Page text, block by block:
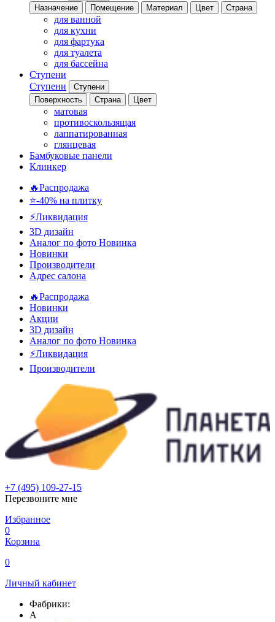
Назначение
Помещение Материал Цвет Страна
для ванной
для кухни
для фартука
для туалета
для бассейна
Ступени
Ступени
Ступени
Поверхность
Страна Цвет
матовая
противоскользящая
лаппатированная
глянцевая
Бамбуковые панели
Клинкер
🔥Распродажа
⭐-40% на плитку
⚡️Ликвидация
3D дизайн
Аналог по фото Новинка
Новинки
Производители
Адрес салона
🔥Распродажа
Новинки
Акции
3D дизайн
Аналог по фото Новинка
⚡Ликвидация
Производители
+7 (495) 109-27-15
Перезвоните мне
Избранное
0
Корзина
0
Личный кабинет
Фабрики:
A